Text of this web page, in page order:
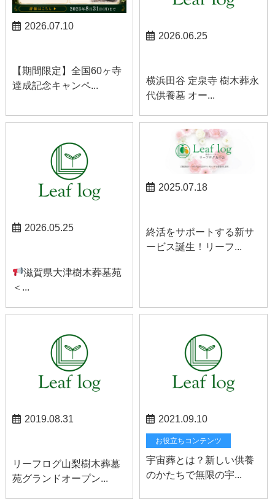
2026.07.10
【期間限定】全国60ヶ寺
達成記念キャンペ...
2026.06.25
横浜田谷 定泉寺 樹木葬永
代供養墓 オー...
2026.05.25
滋賀県大津樹木葬墓苑
＜...
2025.07.18
終活をサポートする新サ
ービス誕生！リーフ...
2019.08.31
リーフログ山梨樹木葬墓
苑グランドオープン...
2021.09.10
お役立ちコンテンツ
宇宙葬とは？新しい供養
のかたちで無限の宇...